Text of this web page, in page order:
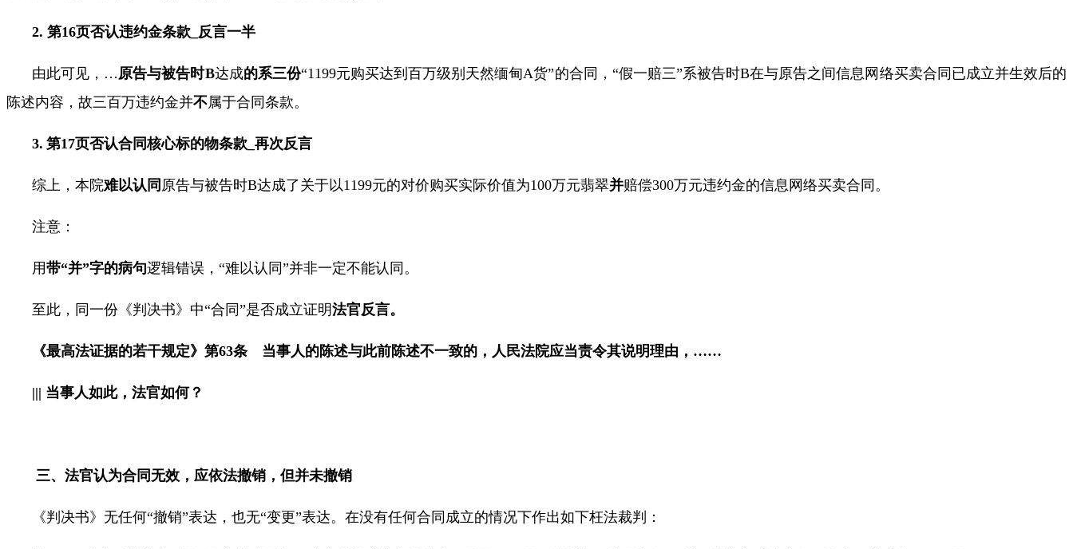
2. 第16页否认违约金条款 反言一半
由此可见， … 原告与被告时B达成的系三份“1199元购买达到百万级别天然缅甸A货”的合同，“假一赔三”系被告时B在与原告之间信息网络买卖合同已成立并生效后的
陈述内容，故三百万违约金并不属于合同条款。
3. 第17页否认合同核心标的物条款 再次反言
综上，本院难以认同 原告与被告时B达成了关于以1199元的对价购买实际价值为100万元翡翠并赔偿300万元违约金的信息网络买卖合同。
注意：
用带“并”字的病句逻辑错误，“难以认同”并非一定不能认同。
至此，同一份《判决书》中“合同”是否成立证明法官反言。
《最高法证据的若干规定》第63条 当事人的陈述与此前陈述不一致的，人民法院应当责令其说明理由，……
||| 当事人如此，法官如何？
三、法官认为合同无效，应依法撤销，但并未撤销
《判决书》无任何“撤销”表达，也无“变更”表达。在没有任何合同成立的情况下作出如下枉法裁判：